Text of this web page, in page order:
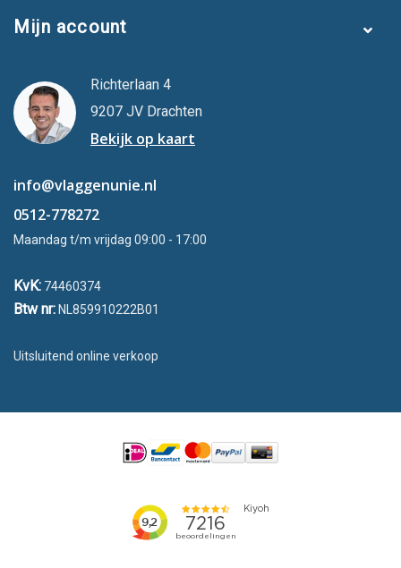
Mijn account
Richterlaan 4
9207 JV Drachten
Bekijk op kaart
info@vlaggenunie.nl
0512-778272
Maandag t/m vrijdag 09:00 - 17:00
KvK: 74460374
Btw nr: NL859910222B01
Uitsluitend online verkoop